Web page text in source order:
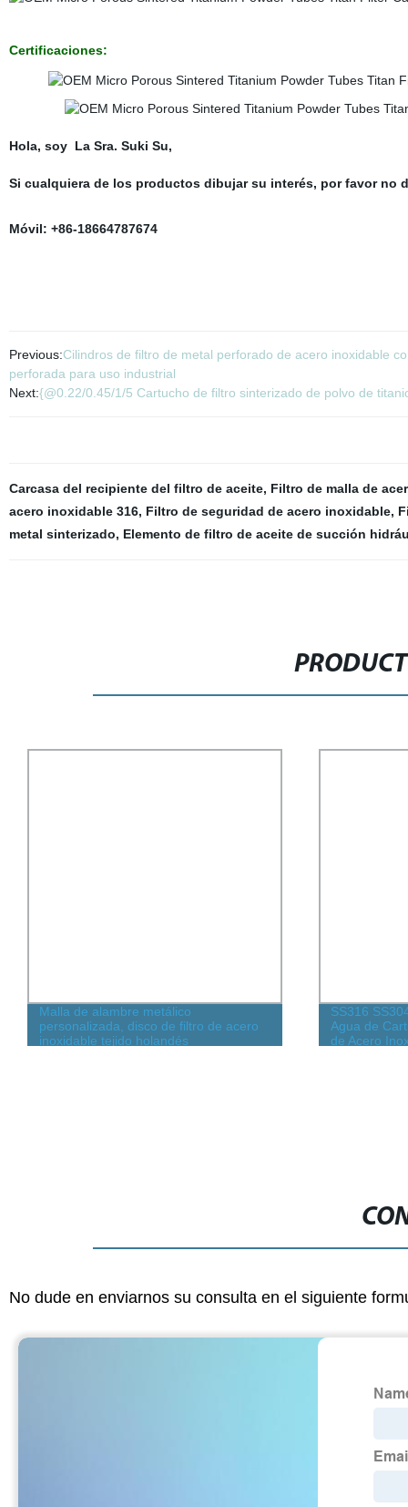
Certificaciones:
Hola, soy La Sra. Suki Su,
Si cualquiera de los productos dibujar su interés, por favor no
Móvil: +86-18664787674
Previous:Cilindros de filtro de metal perforado de acero inoxidable
perforada para uso industrial
Next:{@0.22/0.45/1/5 Cartucho de filtro sinterizado de polvo de
Carcasa del recipiente del filtro de aceite, Filtro de malla de
acero inoxidable 316, Filtro de seguridad de acero inoxidable,
metal sinterizado, Elemento de filtro de aceite de succión
Malla de alambre metálico
personalizada, disco de filtro de acero
inoxidable tejido holandés
SS316
Agua de
de Acero
No dude en enviarnos su consulta en el siguiente